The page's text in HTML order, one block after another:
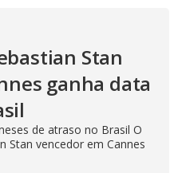
Stan
ganha data
de atraso no Brasil O
Stan vencedor em Cannes